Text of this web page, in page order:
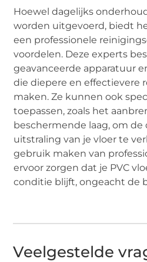
Hoewel dagelijks
worden uitgevoerd, biedt
een professionele
voordelen. Deze experts
geavanceerde apparatuur
die diepere en effectievere
maken. Ze kunnen ook
toepassen, zoals het
beschermende laag, om
uitstraling van je vloer te
gebruik maken van
ervoor zorgen dat je PVC
conditie blijft, ongeacht de
Veelgestelde